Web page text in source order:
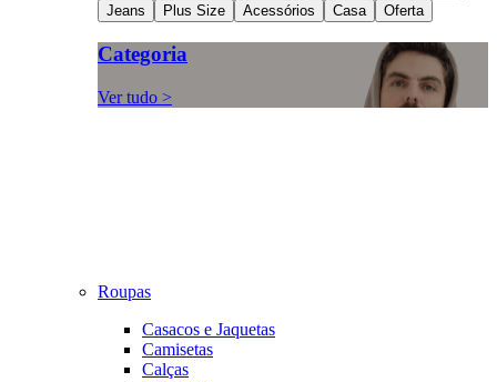
Jeans
Plus Size Acessórios Casa Oferta
Categoria
Ver tudo >
Roupas
Casacos e Jaquetas
Camisetas
Calças